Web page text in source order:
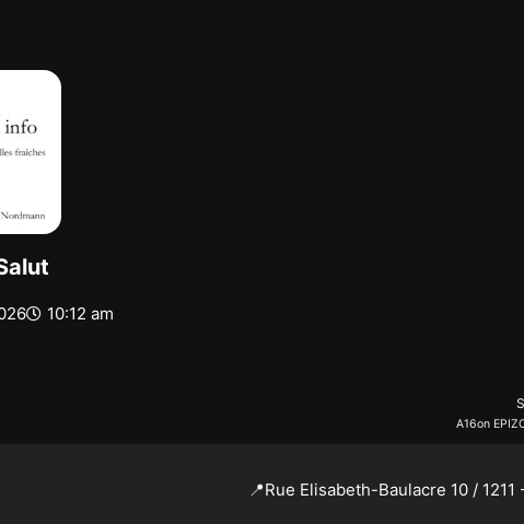
10:12 am
A16on
📍Rue Elisabeth-Baulacre 10 / 1211